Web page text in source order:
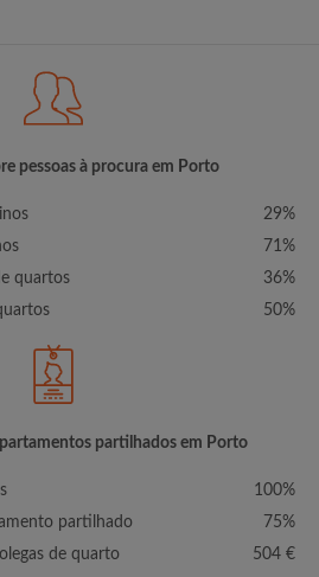
pessoas à procura em Porto
29%
71%
quartos
36%
50%
partilhados em Porto
100%
partilhado
75%
de quarto
504 €